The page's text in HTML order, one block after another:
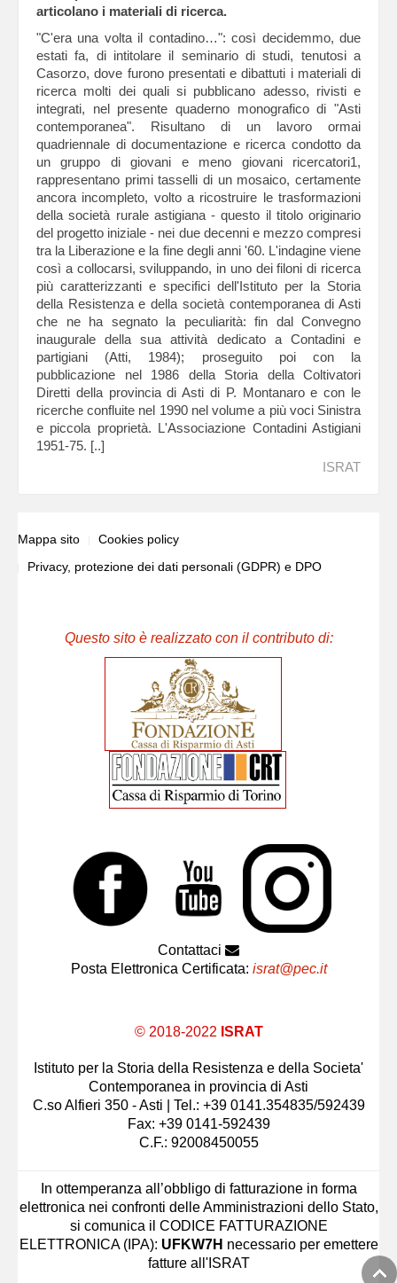
articolano i materiali di ricerca.
"C'era una volta il contadino…": così decidemmo, due
estati fa, di intitolare il seminario di studi, tenutosi a
Casorzo, dove furono presentati e dibattuti i materiali di
ricerca molti dei quali si pubblicano adesso, rivisti e
integrati, nel presente quaderno monografico di "Asti
contemporanea". Risultano di un lavoro ormai
quadriennale di documentazione e ricerca condotto da
un gruppo di giovani e meno giovani ricercatori1,
rappresentano primi tasselli di un mosaico, certamente
ancora incompleto, volto a ricostruire le trasformazioni
della società rurale astigiana - questo il titolo originario
del progetto iniziale - nei due decenni e mezzo compresi
tra la Liberazione e la fine degli anni '60. L'indagine viene
così a collocarsi, sviluppando, in uno dei filoni di ricerca
più caratterizzanti e specifici dell'Istituto per la Storia
della Resistenza e della società contemporanea di Asti
che ne ha segnato la peculiarità: fin dal Convegno
inaugurale della sua attività dedicato a Contadini e
partigiani (Atti, 1984); proseguito poi con la
pubblicazione nel 1986 della Storia della Coltivatori
Diretti della provincia di Asti di P. Montanaro e con le
ricerche confluite nel 1990 nel volume a più voci Sinistra
e piccola proprietà. L'Associazione Contadini Astigiani
1951-75. [..]
ISRAT
Mappa sito
Cookies policy
Privacy, protezione dei dati personali (GDPR) e DPO
Questo sito è realizzato con il contributo di:
Contattaci
Posta Elettronica Certificata: israt@pec.it
© 2018-2022 ISRAT
Istituto per la Storia della Resistenza e della Societa'
Contemporanea in provincia di Asti
C.so Alfieri 350 - Asti | Tel.: +39 0141.354835/592439
Fax: +39 0141-592439
C.F.: 92008450055
In ottemperanza all’obbligo di fatturazione in forma
elettronica nei confronti delle Amministrazioni dello Stato,
si comunica il CODICE FATTURAZIONE
ELETTRONICA (IPA): UFKW7H necessario per emettere
fatture all'ISRAT